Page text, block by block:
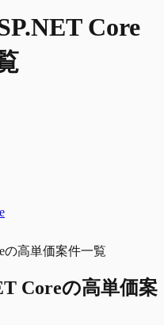
Core
の高単価案件一覧
Coreの高単価案